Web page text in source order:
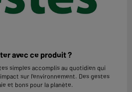
avec ce produit ?
simples accomplis au quotidien qui
sur l'environnement. Des gestes
et bons pour la planète.